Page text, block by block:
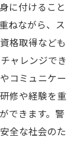
に付けること
ねながら、ス
格取得なども
ャレンジでき
コミュニケー
修や経験を重
できます。警
全な社会のた